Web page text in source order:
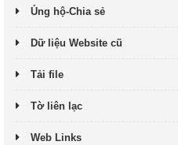
Ủng hộ-Chia sẻ
Dữ liệu Website cũ
Tải file
Tờ liên lạc
Web Links